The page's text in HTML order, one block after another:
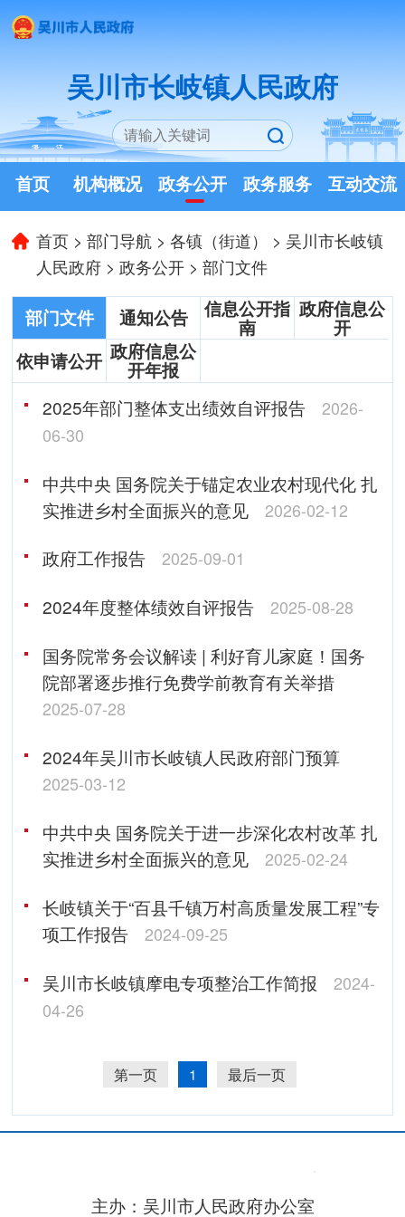
吴川市长岐镇人民政府
首页 机构概况 政务公开 政务服务 互动交流
首页 >部门导航 >各镇（街道） > 吴川市长岐镇
人民政府 >政务公开 >部门文件
部门文件 通知公告 信息公开指
南
政府信息公
开
依申请公开 政府信息公
开年报
2025年部门整体支出绩效自评报告
2026-
06-30
中共中央 国务院关于锚定农业农村现代化 扎
实推进乡村全面振兴的意见
2026-02-12
政府工作报告 2025-09-01
2024年度整体绩效自评报告 2025-08-28
国务院常务会议解读 | 利好育儿家庭！国务
院部署逐步推行免费学前教育有关举措
2025-07-28
2024年吴川市长岐镇人民政府部门预算
2025-03-12
中共中央 国务院关于进一步深化农村改革 扎
实推进乡村全面振兴的意见
2025-02-24
长岐镇关于“百县千镇万村高质量发展工程”专
项工作报告
2024-09-25
吴川市长岐镇摩电专项整治工作简报
2024-
04-26
第一页 1 最后一页
主办：吴川市人民政府办公室